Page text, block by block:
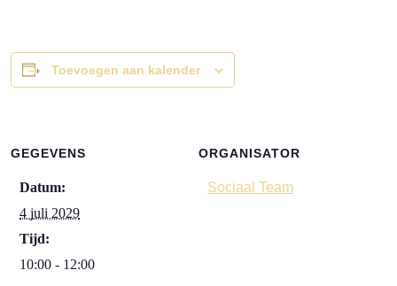
Toevoegen aan kalender
GEGEVENS
Datum:
4 juli 2029
Tijd:
10:00 - 12:00
ORGANISATOR
Sociaal Team